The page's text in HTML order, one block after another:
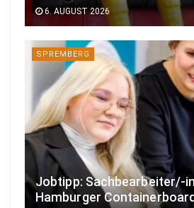
6. AUGUST 2026
SPREMBERG
Jobtipp: Sachbearbeiter/-
Hamburger